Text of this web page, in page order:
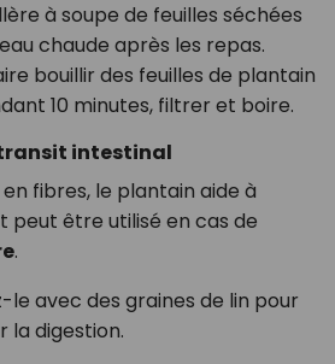
à soupe de feuilles séchées
chaude après les repas.
bouillir des feuilles de plantain
10 minutes, filtrer et boire.
intestinal
fibres, le plantain aide à
peut être utilisé en cas de
.
le avec des graines de lin pour
la digestion.